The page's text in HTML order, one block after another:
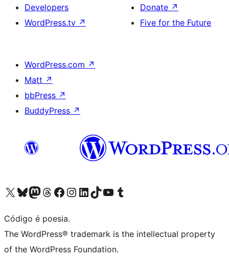
Developers
WordPress.tv ↗
Donate ↗
Five for the Future
WordPress.com ↗
Matt ↗
bbPress ↗
BuddyPress ↗
Visite a nossa conta X (antigo Twitter)
Visit our Bluesky account
Visit our Mastodon account
Visit our Threads account
Visite a nossa página do Facebook
Visite a nossa conta no Instagram
Visite a nossa conta no LinkedIn
Visit our TikTok account
Visit our YouTube channel
Visit our Tumblr account
Código é poesia.
The WordPress® trademark is the intellectual property
of the WordPress Foundation.